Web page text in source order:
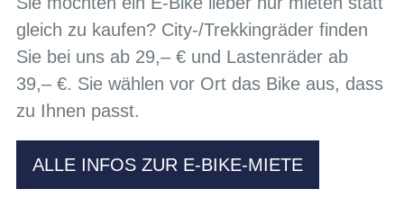
gleich zu kaufen? City-/Trekkingräder finden
Sie bei uns ab 29,– € und Lastenräder ab
39,– €. Sie wählen vor Ort das Bike aus, dass
zu Ihnen passt.
ALLE INFOS ZUR E-BIKE-MIETE